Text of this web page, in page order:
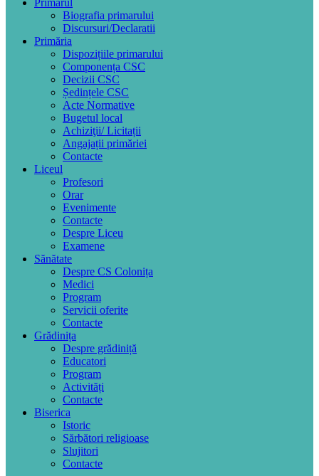
Biografia primarului
Discursuri/Declaratii
Primăria
Dispozițiile primarului
Componența CSC
Decizii CSC
Ședințele CSC
Acte Normative
Bugetul local
Achiziţii/ Licitații
Angajații primăriei
Contacte
Liceul
Profesori
Orar
Evenimente
Contacte
Despre Liceu
Examene
Sănătate
Despre CS Colonița
Medici
Program
Servicii oferite
Contacte
Grădinița
Despre grădiniță
Educatori
Program
Activități
Contacte
Biserica
Istoric
Sărbători religioase
Slujitori
Contacte